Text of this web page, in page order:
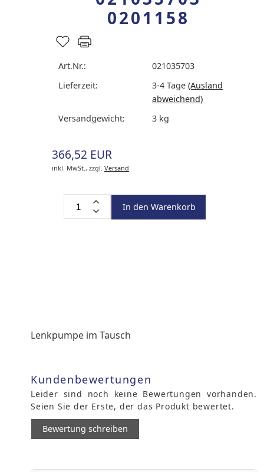
0201158
Art.Nr.:
021035703
Lieferzeit:
3-4 Tage (Ausland
abweichend)
Versandgewicht:
3 kg
366,52 EUR
inkl. MwSt., zzgl. Versand
In den Warenkorb
Lenkpumpe im Tausch
Kundenbewertungen
Leider sind noch keine Bewertungen vorhanden.
Seien Sie der Erste, der das Produkt bewertet.
Bewertung schreiben